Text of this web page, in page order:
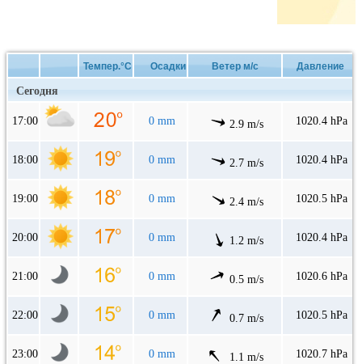
Темпер.°C Осадки Ветер м/с Давление
Сегодня
17:00 0 mm 2.9 m/s 1020.4 hPa
18:00 0 mm 2.7 m/s 1020.4 hPa
19:00 0 mm 2.4 m/s 1020.5 hPa
20:00 0 mm 1.2 m/s 1020.4 hPa
21:00 0 mm 0.5 m/s 1020.6 hPa
22:00 0 mm 0.7 m/s 1020.5 hPa
23:00 0 mm 1.1 m/s 1020.7 hPa